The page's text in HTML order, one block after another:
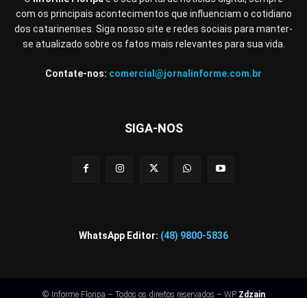
com os principais acontecimentos que influenciam o cotidiano
dos catarinenses. Siga nosso site e redes sociais para manter-
se atualizado sobre os fatos mais relevantes para sua vida.
Contate-nos: comercial@jornalinforme.com.br
SIGA-NOS
WhatsApp Editor: (48) 9800-5836
© Informe Floripa – Todos os direitos reservados – WP Zdzain